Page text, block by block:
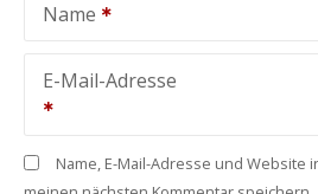
Name
E-Mail-Adresse
Name, E-Mail-Adresse und Website